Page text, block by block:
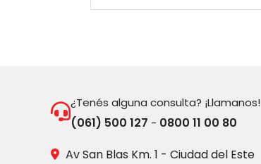
¿Tenés alguna consulta? ¡Llamanos!
(061) 500 127 - 0800 11 00 80
Av San Blas Km. 1 - Ciudad del Este